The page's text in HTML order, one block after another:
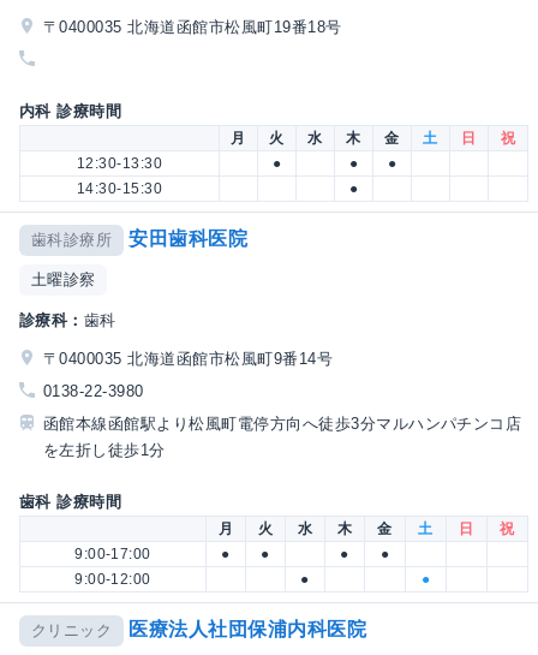
〒0400035 北海道函館市松風町19番18号
内科 診療時間
月 火 水 木 金 土 日
祝
12:30-13:30
● ●
●
14:30-15:30
●
歯科診療所 安田歯科医院
土曜診察
診療科： 歯科
〒0400035 北海道函館市松風町9番14号
0138-22-3980
函館本線函館駅より松風町電停方向へ徒歩3分マルハンパチンコ店
を左折し徒歩1分
歯科 診療時間
月 火 水 木 金 土 日
祝
9:00-17:00
● ● ●
●
9:00-12:00
● ●
クリニック 医療法人社団保浦内科医院